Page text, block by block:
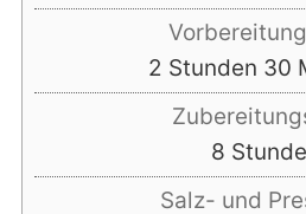
2 Stunden
Stunden 30
8
Salz- und